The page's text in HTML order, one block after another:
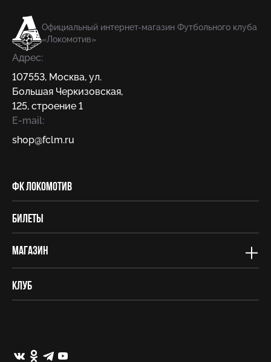
Официальный интернет-магазин Футбольного клуба
«Локомотив»
Адрес:
107553, Москва, ул.
Большая Черкизовская,
125, строение 1
E-mail:
shop@fсlm.ru
ФК Локомотив
Билеты
Магазин
Клуб